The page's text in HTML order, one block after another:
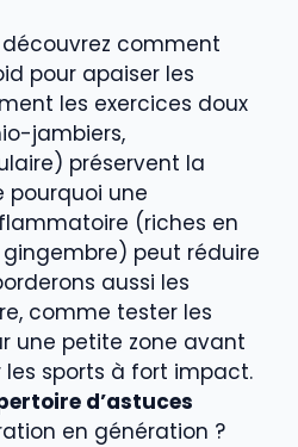
comment
pour apaiser les
les exercices doux
jambiers,
préservent la
pourquoi une
(riches en
peut réduire
aussi les
comme tester les
une petite zone avant
sports à fort impact.
d’astuces
en génération ?